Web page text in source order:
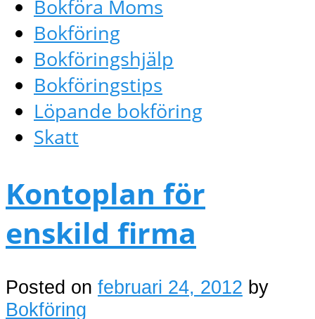
Bokföra Moms
Bokföring
Bokföringshjälp
Bokföringstips
Löpande bokföring
Skatt
Kontoplan för
enskild firma
Posted on februari 24, 2012 by
Bokföring